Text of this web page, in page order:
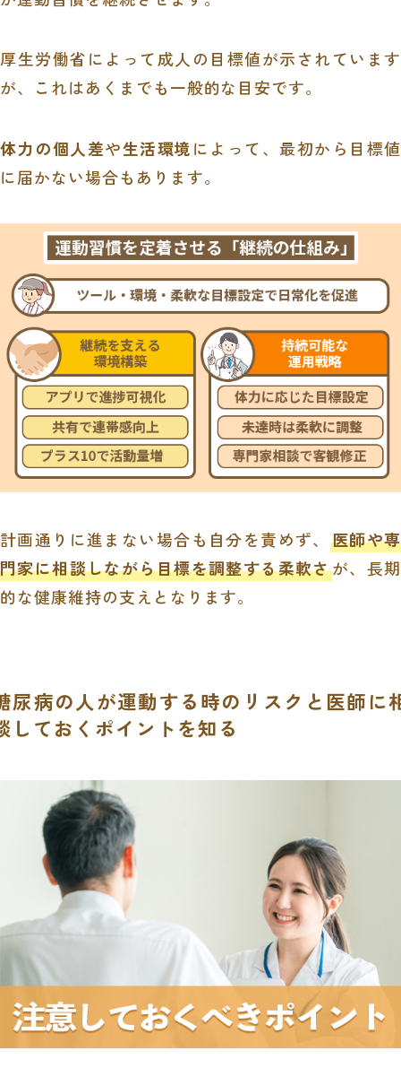
厚生労働省によって成人の目標値が示されています
が、これはあくまでも一般的な目安です。
体力の個人差や生活環境によって、最初から目標値
に届かない場合もあります。
計画通りに進まない場合も自分を責めず、 医師や専
門家に相談しながら目標を調整する柔軟さが、長期
的な健康維持の支えとなります。
尿病の人が運動する時のリスクと医師に
しておくポイントを知る